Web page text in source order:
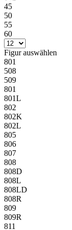
45
50
55
60
Figurauswählen
801
508
509
801
801L
802
802K
802L
805
806
807
808
808D
808L
808LD
808R
809
809R
811